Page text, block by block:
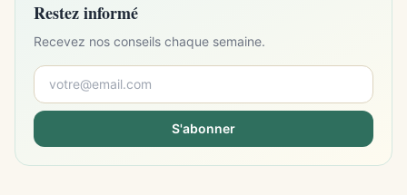
Restez informé
Recevez nos conseils chaque semaine.
S'abonner